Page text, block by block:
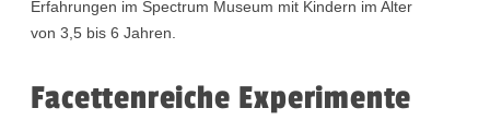
Erfahrungen im Spectrum Museum mit Kindern im Alter
von 3,5 bis 6 Jahren.
Facettenreiche Experimente